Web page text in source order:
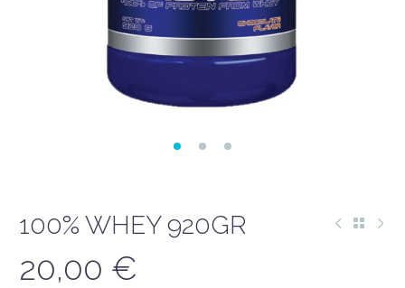
100% WHEY 920GR
20,00 €